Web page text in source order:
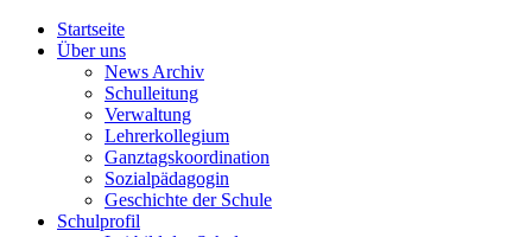
Startseite
Über uns
News Archiv
Schulleitung
Verwaltung
Lehrerkollegium
Ganztagskoordination
Sozialpädagogin
Geschichte der Schule
Schulprofil